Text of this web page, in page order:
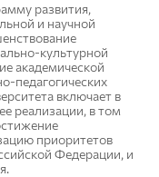
развития,
и научной
культурной
академической
педагогических
включает в
реализации, в том
приоритетов
Федерации, и